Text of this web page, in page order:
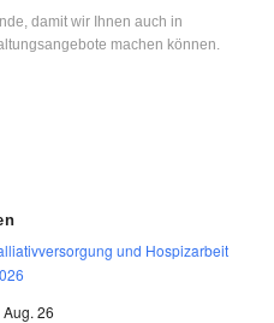
damit wir Ihnen auch in
machen können.
und Hospizarbeit
26